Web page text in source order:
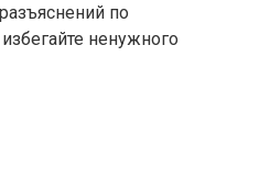
по
ненужного